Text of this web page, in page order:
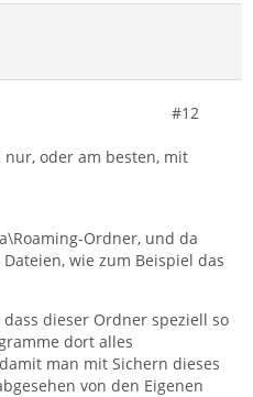
#12
nur, oder am besten, mit
Ordner, und da
wie zum Beispiel das
dieser Ordner speziell so
dort alles
man mit Sichern dieses
von den Eigenen